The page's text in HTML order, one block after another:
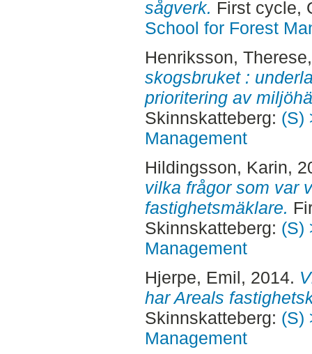
sågverk. First cycle,
School for Forest
Henriksson, Therese
skogsbruket :
prioritering av
Skinnskatteberg: (S)
Management
Hildingsson, Karin,
vilka frågor som var
fastighetsmäklare.
Skinnskatteberg: (S)
Management
Hjerpe, Emil, 2014.
har Areals
Skinnskatteberg: (S)
Management